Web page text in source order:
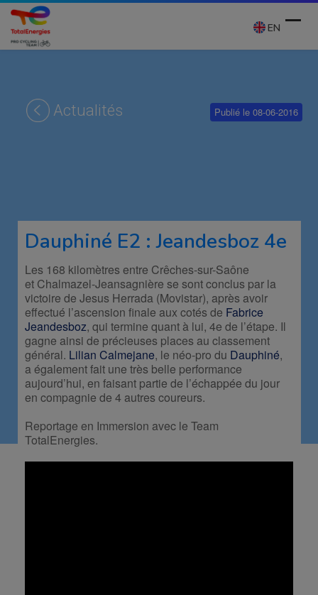
Skip
content
EN
Actualités Publié le 08-06-2016
Dauphiné E2 : Jeandesboz 4e
Les 168 kilomètres entre Crêches-sur-Saône
et Chalmazel-Jeansagnière se sont conclus par la
victoire de Jesus Herrada (Movistar), après avoir
effectué l’ascension finale aux cotés de Fabrice
Jeandesboz, qui termine quant à lui, 4e de l’étape. Il
gagne ainsi de précieuses places au classement
général. Lilian Calmejane, le néo-pro du Dauphiné,
a également fait une très belle performance
aujourd’hui, en faisant partie de l’échappée du jour
en compagnie de 4 autres coureurs.
Reportage en Immersion avec le Team
TotalEnergies.